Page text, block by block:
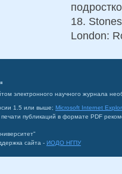
18.
London:
электронного научного журнала
1.5 или выше; Microsoft Internet
публикаций в формате PDF
сайта - ИОДО НГПУ